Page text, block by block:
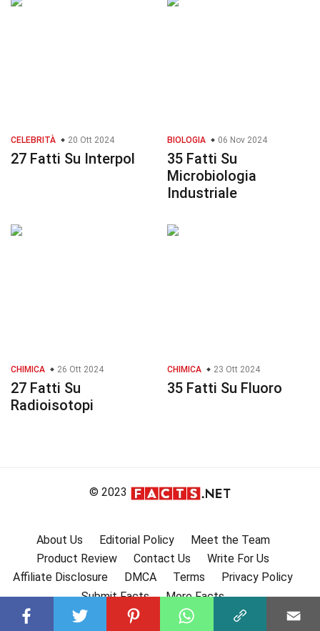
CELEBRITÀ 20 Ott 2024
27 Fatti Su Interpol
BIOLOGIA 06 Nov 2024
35 Fatti Su
Microbiologia
Industriale
CHIMICA 26 Ott 2024
27 Fatti Su
Radioisotopi
CHIMICA 23 Ott 2024
35 Fatti Su Fluoro
© 2023
About Us Editorial Policy
Meet the Team
Product Review
Contact Us
Write For Us
Affiliate Disclosure
DMCA Terms
Privacy Policy
Submit Facts
More Facts